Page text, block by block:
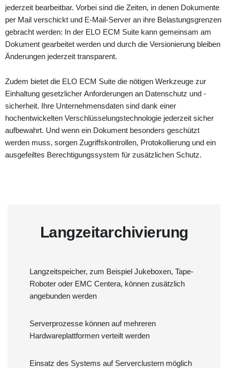
jederzeit bearbeitbar. Vorbei sind die Zeiten, in denen Dokumente
per Mail verschickt und E-Mail-Server an ihre Belastungsgrenzen
gebracht werden: In der ELO ECM Suite kann gemeinsam am
Dokument gearbeitet werden und durch die Versionierung bleiben
Änderungen jederzeit transparent.
Zudem bietet die ELO ECM Suite die nötigen Werkzeuge zur
Einhaltung gesetzlicher Anforderungen an Datenschutz und -
sicherheit. Ihre Unternehmensdaten sind dank einer
hochentwickelten Verschlüsselungstechnologie jederzeit sicher
aufbewahrt. Und wenn ein Dokument besonders geschützt
werden muss, sorgen Zugriffskontrollen, Protokollierung und ein
ausgefeiltes Berechtigungssystem für zusätzlichen Schutz.
Langzeitarchivierung
Langzeitspeicher, zum Beispiel Jukeboxen, Tape-
Roboter oder EMC Centera, können zusätzlich
angebunden werden
Serverprozesse können auf mehreren
Hardwareplattformen verteilt werden
Einsatz des Systems auf Serverclustern möglich